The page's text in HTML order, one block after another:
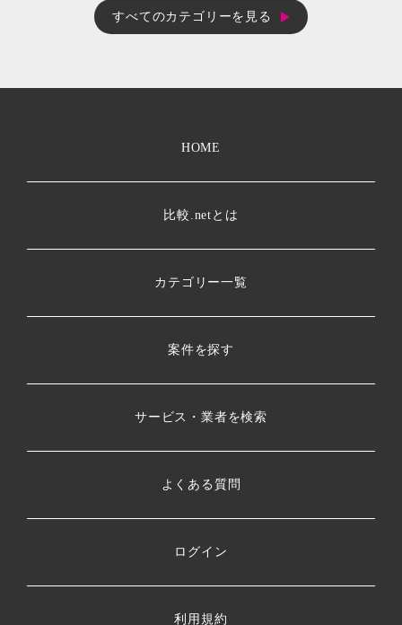
すべてのカテゴリーを見る
HOME
比較.netとは
カテゴリー一覧
案件を探す
サービス・業者を検索
よくある質問
ログイン
利用規約